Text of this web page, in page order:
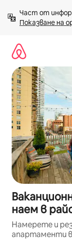
към
съдържанието
Показване на
наем в
Намерете и
апартаменти